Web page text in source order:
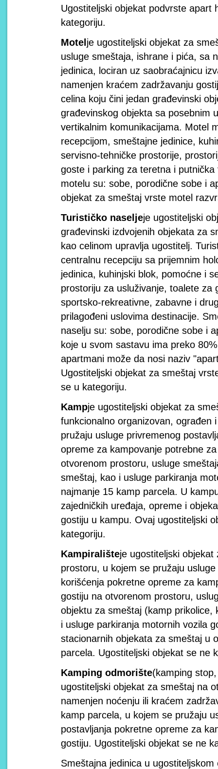
Ugostiteljski objekat podvrste apart
kategoriju.
Motel je ugostiteljski objekat za
usluge smeštaja, ishrane i pića, sa
jedinica, lociran uz saobraćajnicu
namenjen kraćem zadržavanju
celina koju čini jedan građevinski
građevinskog objekta sa posebnim
vertikalnim komunikacijama. Motel
recepcijom, smeštajne jedinice,
servisno-tehničke prostorije,
goste i parking za teretna i
motelu su: sobe, porodične sobe i
objekat za smeštaj vrste motel
Turističko naseljeje ugostiteljski
građevinski izdvojenih objekata za
kao celinom upravlja ugostitelj.
centralnu recepciju sa prijemnim
jedinica, kuhinjski blok, pomoćne i
prostoriju za usluživanje, toalete za
sportsko-rekreativne, zabavne i
prilagođeni uslovima destinacije.
naselju su: sobe, porodične sobe i
koje u svom sastavu ima preko
apartmani može da nosi naziv
Ugostiteljski objekat za smeštaj
se u kategoriju.
Kampje ugostiteljski objekat za
funkcionalno organizovan, ograđen
pružaju usluge privremenog
opreme za kampovanje potrebne
otvorenom prostoru, usluge
smeštaj, kao i usluge parkiranja
najmanje 15 kamp parcela. U
zajedničkih uređaja, opreme i
gostiju u kampu. Ovaj ugostiteljski
kategoriju.
Kampirališteje ugostiteljski
prostoru, u kojem se pružaju
korišćenja pokretne opreme za
gostiju na otvorenom prostoru,
objektu za smeštaj (kamp prikolice,
i usluge parkiranja motornih vozila
stacionarnih objekata za smeštaj u
parcela. Ugostiteljski objekat se ne
Kamping odmorište(kamping
ugostiteljski objekat za smeštaj na
namenjen noćenju ili kraćem
kamp parcela, u kojem se pružaju
postavljanja pokretne opreme za
gostiju. Ugostiteljski objekat se ne
Smeštajna jedinica u